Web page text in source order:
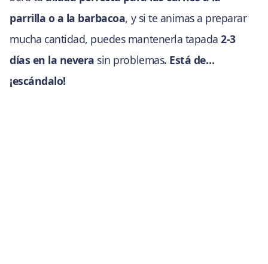
parrilla o a la barbacoa, y si te animas a preparar
mucha cantidad, puedes mantenerla tapada2-3
días en la nevera sin problemas. Está de…
¡escándalo!